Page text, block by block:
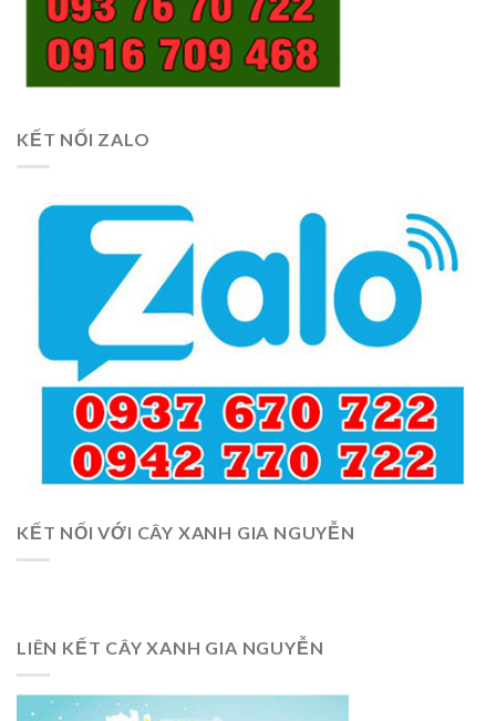
KẾT NỐI ZALO
KẾT NỐI VỚI CÂY XANH GIA NGUYỄN
LIÊN KẾT CÂY XANH GIA NGUYỄN